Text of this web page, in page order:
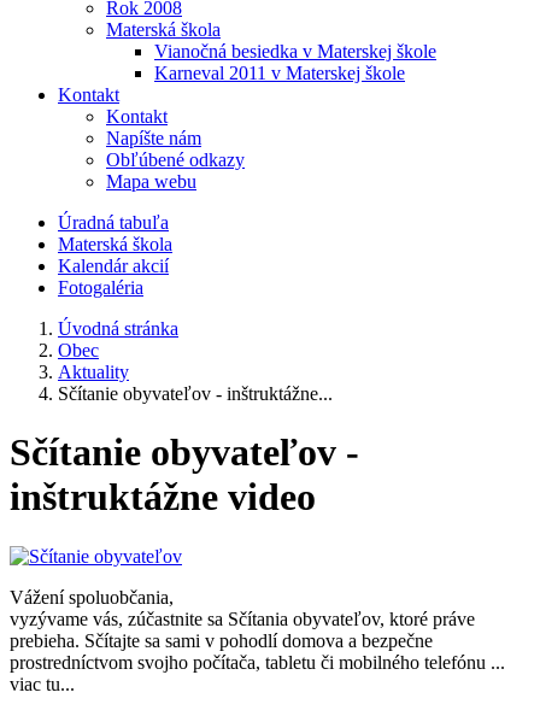
Rok 2008
Materská škola
Vianočná besiedka v Materskej škole
Karneval 2011 v Materskej škole
Kontakt
Kontakt
Napíšte nám
Obľúbené odkazy
Mapa webu
Úradná tabuľa
Materská škola
Kalendár akcií
Fotogaléria
Úvodná stránka
Obec
Aktuality
Sčítanie obyvateľov - inštruktážne...
Sčítanie obyvateľov -
inštruktážne video
Vážení spoluobčania,
vyzývame vás, zúčastnite sa Sčítania obyvateľov, ktoré práve
prebieha. Sčítajte sa sami v pohodlí domova a bezpečne
prostredníctvom svojho počítača, tabletu či mobilného telefónu ...
viac tu...